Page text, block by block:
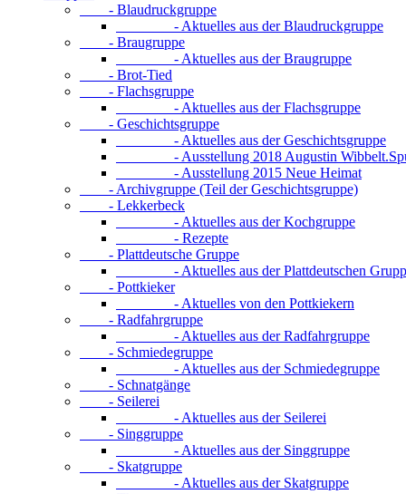
- Blaudruckgruppe
- Aktuelles aus der Blaudruckgruppe
- Braugruppe
- Aktuelles aus der Braugruppe
- Brot-Tied
- Flachsgruppe
- Aktuelles aus der Flachsgruppe
- Geschichtsgruppe
- Aktuelles aus der Geschichtsgruppe
- Ausstellung 2018 Augustin
- Ausstellung 2015 Neue Heimat
- Archivgruppe (Teil der Geschichtsgruppe)
- Lekkerbeck
- Aktuelles aus der Kochgruppe
- Rezepte
- Plattdeutsche Gruppe
- Aktuelles aus der Plattdeutschen
- Pottkieker
- Aktuelles von den Pottkiekern
- Radfahrgruppe
- Aktuelles aus der Radfahrgruppe
- Schmiedegruppe
- Aktuelles aus der Schmiedegruppe
- Schnatgänge
- Seilerei
- Aktuelles aus der Seilerei
- Singgruppe
- Aktuelles aus der Singgruppe
- Skatgruppe
- Aktuelles aus der Skatgruppe